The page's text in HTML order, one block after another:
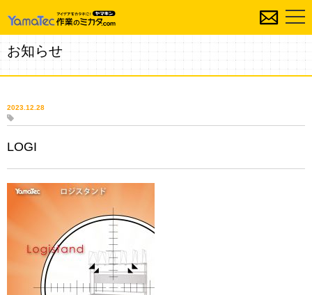
お知らせ
2023.12.28
LOGI